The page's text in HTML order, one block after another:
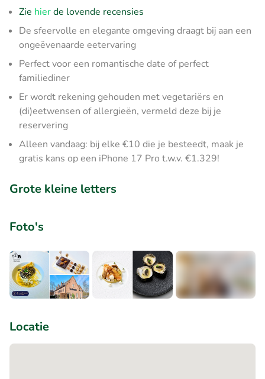
Zie hierde lovende recensies
De sfeervolle en elegante omgeving draagt bij aan een
ongeëvenaarde eetervaring
Perfect voor een romantische date of perfect
familiediner
Er wordt rekening gehouden met vegetariërs en
(di)eetwensen of allergieën, vermeld deze bij je
reservering
Alleen vandaag: bij elke €10 die je besteedt, maak je
gratis kans op een iPhone 17 Pro t.w.v. €1.329!
Grote kleine letters
Foto's
Locatie